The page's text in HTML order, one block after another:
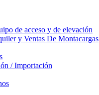
de acceso y de elevación
y Ventas De Montacargas
/ Importación